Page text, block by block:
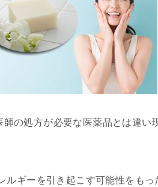
の処方が必要な医薬品とは違い
ルギーを引き起こす可能性をもっ